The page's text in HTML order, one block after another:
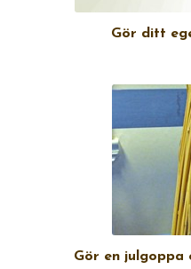
Gör ditt
Gör en julgoppa